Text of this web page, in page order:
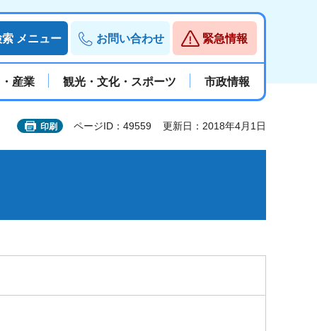
索 メニュー お問い合わせ 緊急情報
産業 観光・文化・スポーツ 市政情報
印刷 ページID：49559 更新日：2018年4月1日